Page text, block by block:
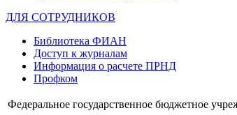
ДЛЯ СОТРУДНИКОВ
Библиотека ФИАН
Доступ к журналам
Информация о расчете ПРНД
Профком
Федеральное государственное бюджетное